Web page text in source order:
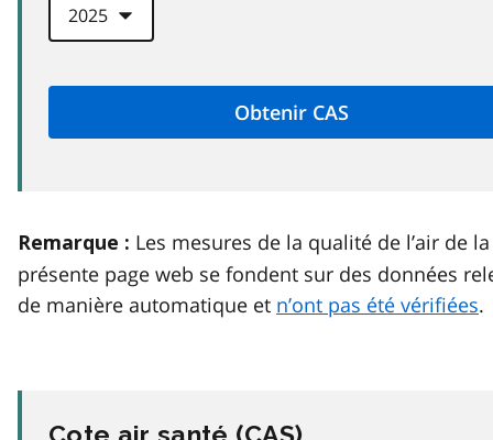
Remarque : Les mesures de la qualité de l’air de la
présente page web se fondent sur des données
de manière automatique et n’ont pas été vérifiées.